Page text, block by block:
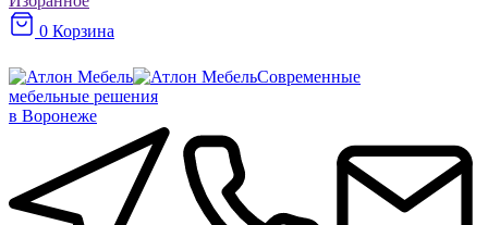
0 Корзина
Современные
мебельные решения
в Воронеже